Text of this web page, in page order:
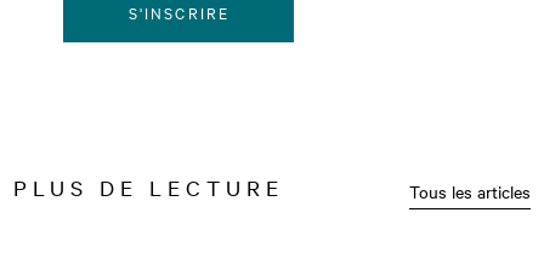
S'INSCRIRE
PLUS DE LECTURE Tous les articles